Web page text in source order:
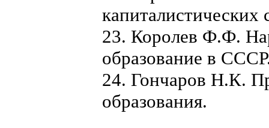
капиталистических
23. Королев Ф.Ф.
образование в
24. Гончаров Н.К.
образования.